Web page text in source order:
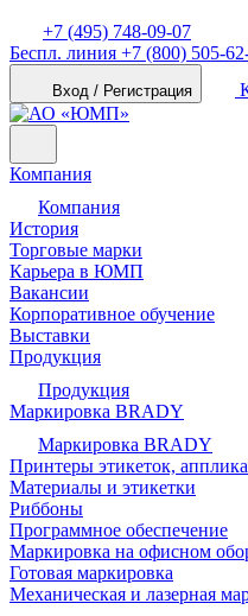
+7 (495) 748-09-07
Беспл. линия +7 (800) 505-
Вход / Регистрация
Компания
Компания
История
Торговые марки
Карьера в ЮМП
Вакансии
Корпоративное обучение
Выставки
Продукция
Продукция
Маркировка BRADY
Маркировка BRADY
Принтеры этикеток,
Материалы и этикетки
Риббоны
Программное обеспечение
Маркировка на офисном
Готовая маркировка
Механическая и лазерная